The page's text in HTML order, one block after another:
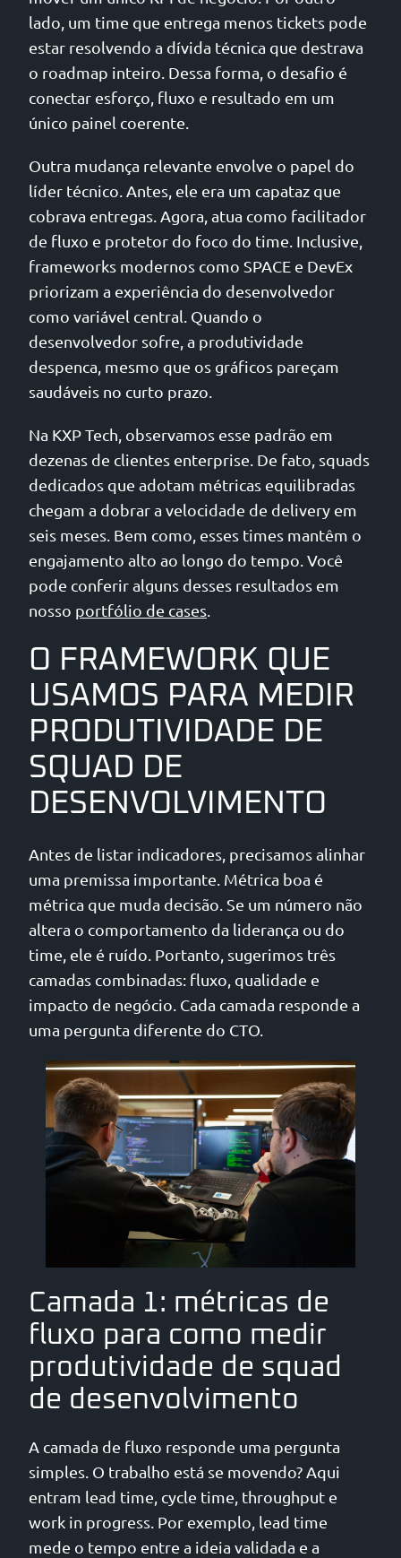
lado, um time que entrega menos tickets pode
estar resolvendo a dívida técnica que destrava
o roadmap inteiro. Dessa forma, o desafio é
conectar esforço, fluxo e resultado em um
único painel coerente.
Outra mudança relevante envolve o papel do
líder técnico. Antes, ele era um capataz que
cobrava entregas. Agora, atua como facilitador
de fluxo e protetor do foco do time. Inclusive,
frameworks modernos como SPACE e DevEx
priorizam a experiência do desenvolvedor
como variável central. Quando o
desenvolvedor sofre, a produtividade
despenca, mesmo que os gráficos pareçam
saudáveis no curto prazo.
Na KXP Tech, observamos esse padrão em
dezenas de clientes enterprise. De fato, squads
dedicados que adotam métricas equilibradas
chegam a dobrar a velocidade de delivery em
seis meses. Bem como, esses times mantêm o
engajamento alto ao longo do tempo. Você
pode conferir alguns desses resultados em
nosso portfólio de cases
O FRAMEWORK QUE
USAMOS PARA MEDIR
PRODUTIVIDADE DE
SQUAD DE
DESENVOLVIMENTO
Antes de listar indicadores, precisamos alinhar
uma premissa importante. Métrica boa é
métrica que muda decisão. Se um número não
altera o comportamento da liderança ou do
time, ele é ruído. Portanto, sugerimos três
camadas combinadas: fluxo, qualidade e
impacto de negócio. Cada camada responde a
uma pergunta diferente do CTO.
Camada 1: métricas de
fluxo para como medir
produtividade de squad
de desenvolvimento
A camada de fluxo responde uma pergunta
simples. O trabalho está se movendo? Aqui
entram lead time, cycle time, throughput e
work in progress. Por exemplo, lead time
mede o tempo entre a ideia validada e a